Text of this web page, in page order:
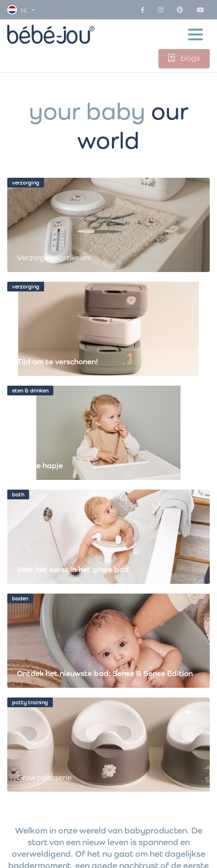
NL
blogs
your baby our
world
verzorging
Verzorgingsartikelen
verzorging
Tijd om te verschonen!
eten & drinken
Eerste hapje
bath
Voor het eerst in het grote bad
baden
Ontdek het nieuwste bad: Sense & Sense Edition
potty training
Grow toiletserie
Welkom in onze wereld van babyproducten. De
start van een nieuw leven is spannend en
overweldigend. Of het nu gaat om het dagelijkse
baddermoment, een goede nachtrust of de eerste